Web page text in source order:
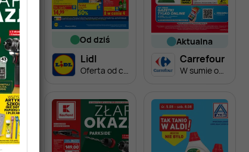
od dziś
Lidl
Oferta od czwartku
aktualna
Carrefour
W sumie od czwartku weekend okazji